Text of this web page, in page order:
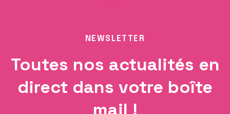
NEWSLETTER
Toutes nos actualités en
direct dans votre boîte
mail !